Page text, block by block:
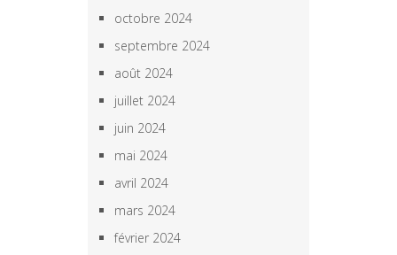
octobre 2024
septembre 2024
août 2024
juillet 2024
juin 2024
mai 2024
avril 2024
mars 2024
février 2024